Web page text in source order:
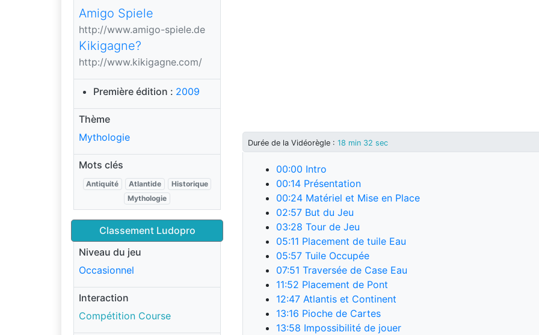
Amigo Spiele
http://www.amigo-spiele.de
Kikigagne?
http://www.kikigagne.com/
Première édition : 2009
Thème
Mythologie
Mots clés
Antiquité Atlantide
Historique
Mythologie
Classement Ludopro
Niveau du jeu
Occasionnel
Interaction
Compétition Course
Durée de la Vidéorègle : 18 min 32 sec
00:00 Intro
00:14 Présentation
00:24 Matériel et Mise en Place
02:57 But du Jeu
03:28 Tour de Jeu
05:11 Placement de tuile Eau
05:57 Tuile Occupée
07:51 Traversée de Case Eau
11:52 Placement de Pont
12:47 Atlantis et Continent
13:16 Pioche de Cartes
13:58 Impossibilité de jouer